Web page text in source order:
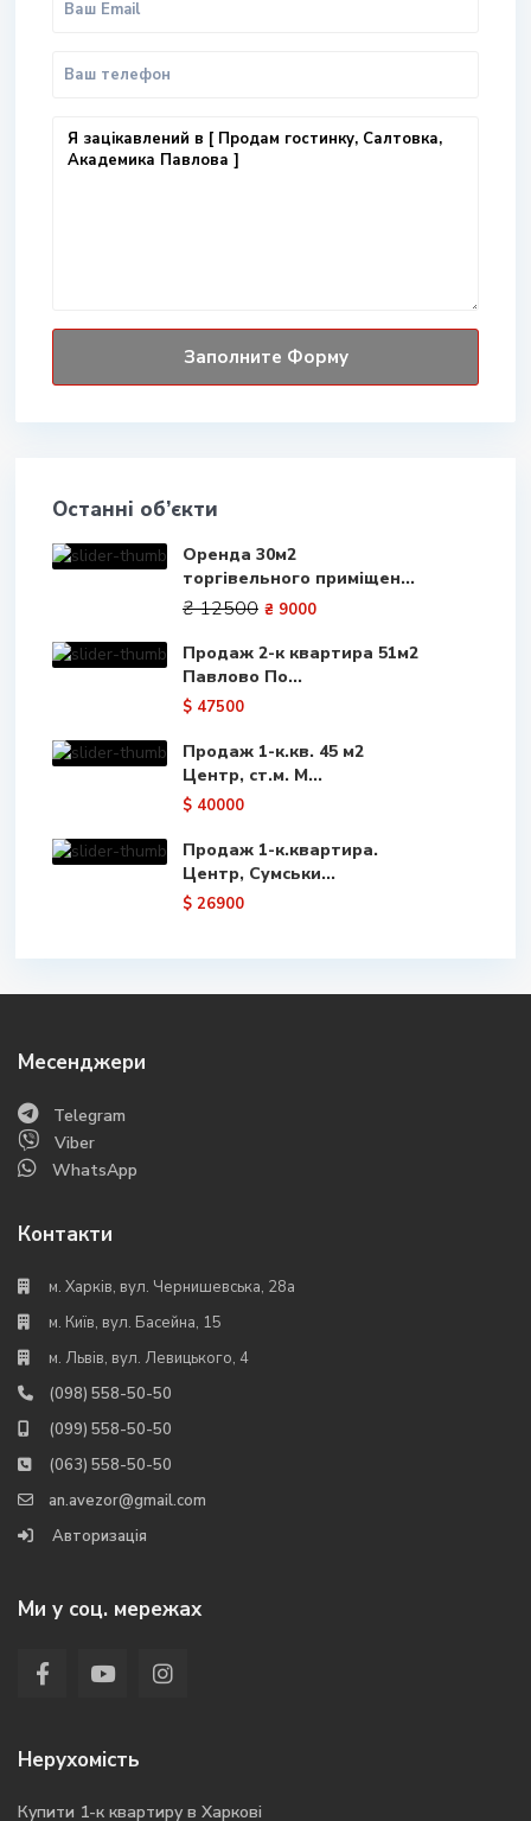
Останні об’єкти
Оренда 30м2
торгівельного приміщен...
₴ 12500 ₴ 9000
Продаж 2-к квартира 51м2
Павлово По...
$ 47500
Продаж 1-к.кв. 45 м2
Центр, ст.м. М...
$ 40000
Продаж 1-к.квартира.
Центр, Сумськи...
$ 26900
Месенджери
Telegram
Viber
WhatsApp
Контакти
м. Харків, вул. Чернишевська, 28а
м. Київ, вул. Басейна, 15
м. Львів, вул. Левицького, 4
(098) 558-50-50
(099) 558-50-50
(063) 558-50-50
an.avezor@gmail.com
Авторизація
Ми у соц. мережах
Нерухомість
Купити 1-к квартиру в Харкові